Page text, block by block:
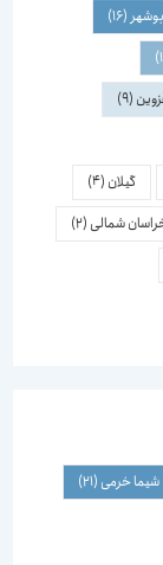
(16)
(9)
گیلان(4)
شمالی(2)
خرمی(21)